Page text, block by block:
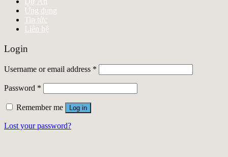
Ứng dụng
Tin tức
Liên hệ
Login
Username or email address *
Password *
Remember me Log in
Lost your password?